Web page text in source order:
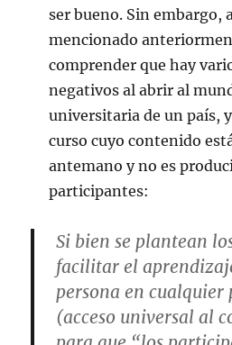
ser bueno. Sin embargo,
mencionado
comprender que hay
negativos al abrir al
universitaria de un país,
curso cuyo contenido
antemano y no es
participantes:
Si bien se plantean
facilitar el
persona en cualquier
(acceso universal al